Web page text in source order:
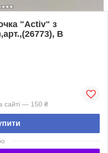
"Activ" з
В
сайті — 150 ₴